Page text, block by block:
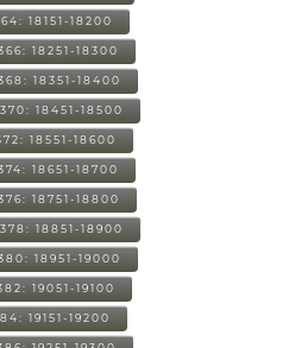
18151-18200
18251-18300
18351-18400
370: 18451-18500
18551-18600
18651-18700
18751-18800
378: 18851-18900
18951-19000
19051-19100
19151-19200